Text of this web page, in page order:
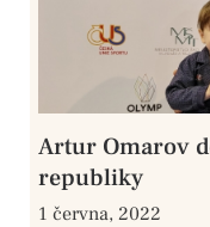
Artur Omarov
republiky
1 června, 2022